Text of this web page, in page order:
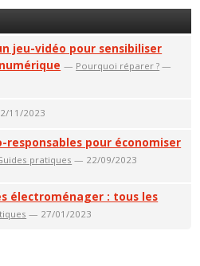
jeu-vidéo pour sensibiliser
— Pourquoi réparer ? —
11/2023
responsables pour économiser
pratiques — 22/09/2023
électroménager : tous les
— 27/01/2023